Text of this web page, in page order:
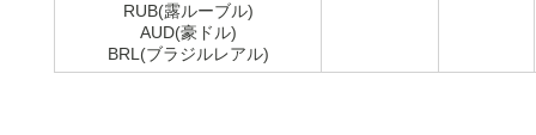
RUB(露ルーブル)
AUD(豪ドル)
BRL(ブラジルレアル)